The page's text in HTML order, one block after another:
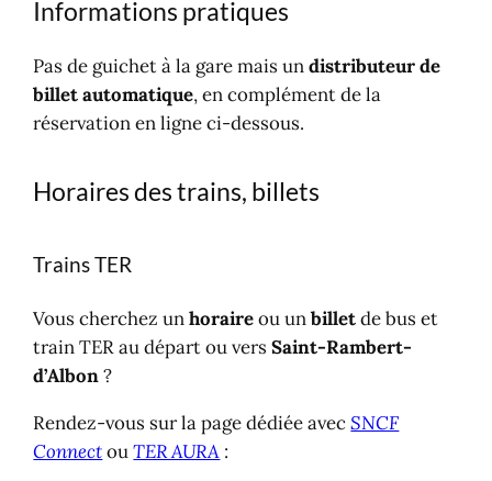
Informations pratiques
Pas de guichet à la gare mais undistributeur de
billet automatique, en complément de la
réservation en ligne ci-dessous.
Horaires des trains, billets
Trains TER
Vous cherchez unhoraireou unbilletde bus et
train TER au départ ou versSaint-Rambert-
d’Albon?
Rendez-vous sur la page dédiée avecSNCF
ConnectouTER AURA :